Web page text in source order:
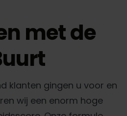
met de
klanten gingen u voor en
wij een enorm hoge